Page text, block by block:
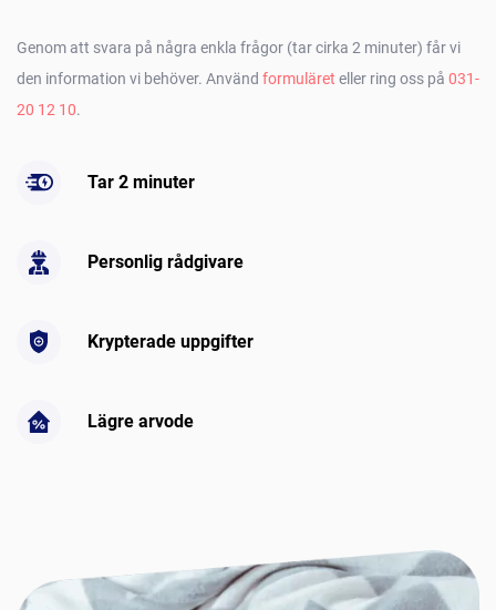
Genom att svara på några enkla frågor (tar cirka 2 minuter) får vi
den information vi behöver. Använd formuläret eller ring oss på 031-
20 12 10.
Tar 2 minuter
Personlig rådgivare
Krypterade uppgifter
Lägre arvode